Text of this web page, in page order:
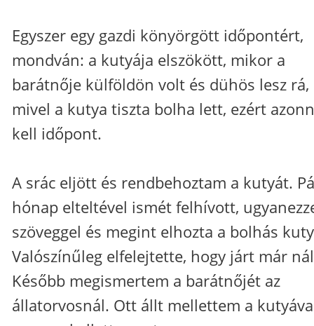
Egyszer egy gazdi könyörgött időpontért,
mondván: a kutyája elszökött, mikor a
barátnője külföldön volt és dühös lesz rá,
mivel a kutya tiszta bolha lett, ezért
kell időpont.
A srác eljött és rendbehoztam a kutyát.
hónap elteltével ismét felhívott,
szöveggel és megint elhozta a bolhás
Valószínűleg elfelejtette, hogy járt már
Később megismertem a barátnőjét az
állatorvosnál. Ott állt mellettem a